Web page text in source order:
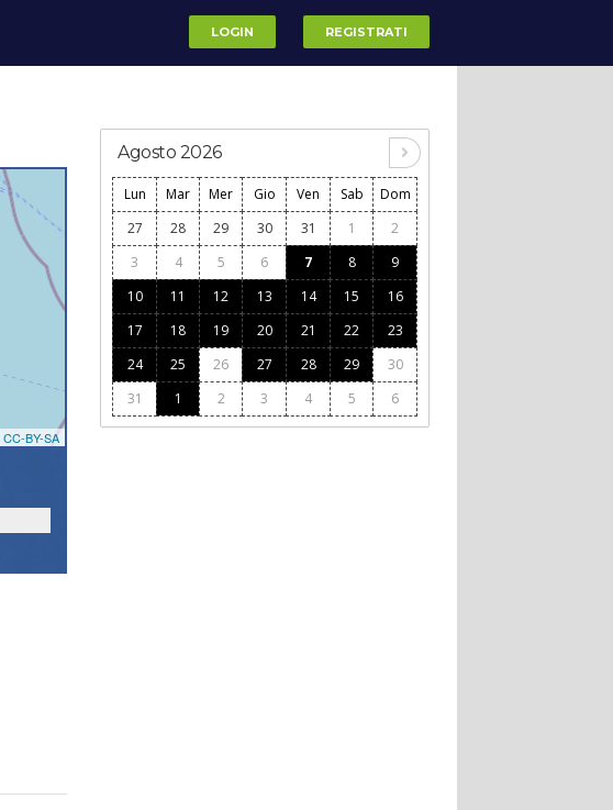
LOGIN REGISTRATI
CC-BY-SA
Agosto 2026
Lun Mar Mer Gio Ven Sab
Dom
27
28 29 30 31 1
2
3
4 5 6 7 8
9
10
11 12 13 14 15
16
17
18 19 20 21 22
23
24
25 26 27 28 29
30
31
1 2 3 4 5 6